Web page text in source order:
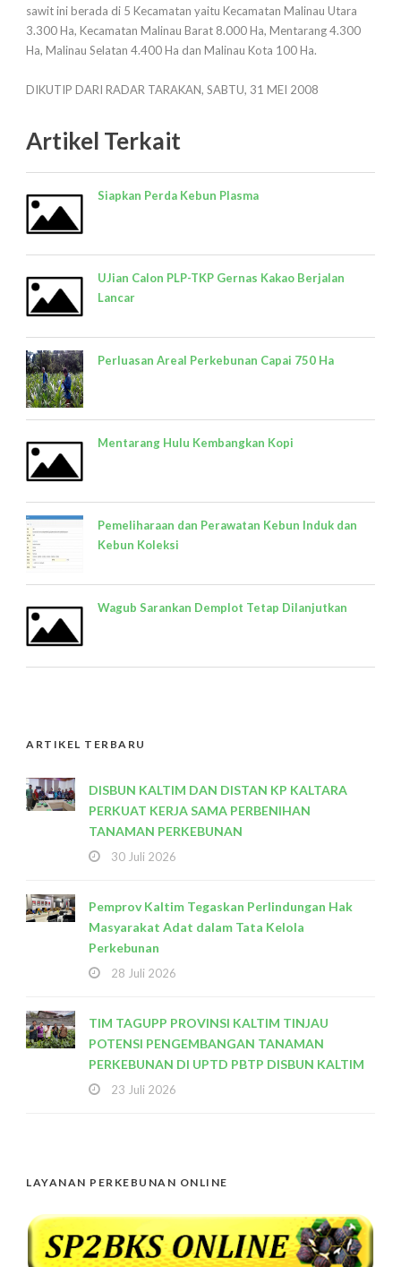
sawit ini berada di 5 Kecamatan yaitu Kecamatan Malinau Utara
3.300 Ha, Kecamatan Malinau Barat 8.000 Ha, Mentarang 4.300
Ha, Malinau Selatan 4.400 Ha dan Malinau Kota 100 Ha.
DIKUTIP DARI RADAR TARAKAN, SABTU, 31 MEI 2008
Artikel Terkait
Siapkan Perda Kebun Plasma
UJian Calon PLP-TKP Gernas Kakao Berjalan
Lancar
Perluasan Areal Perkebunan Capai 750 Ha
Mentarang Hulu Kembangkan Kopi
Pemeliharaan dan Perawatan Kebun Induk dan
Kebun Koleksi
Wagub Sarankan Demplot Tetap Dilanjutkan
ARTIKEL TERBARU
DISBUN KALTIM DAN DISTAN KP KALTARA
PERKUAT KERJA SAMA PERBENIHAN
TANAMAN PERKEBUNAN
30 Juli 2026
Pemprov Kaltim Tegaskan Perlindungan Hak
Masyarakat Adat dalam Tata Kelola
Perkebunan
28 Juli 2026
TIM TAGUPP PROVINSI KALTIM TINJAU
POTENSI PENGEMBANGAN TANAMAN
PERKEBUNAN DI UPTD PBTP DISBUN KALTIM
23 Juli 2026
LAYANAN PERKEBUNAN ONLINE